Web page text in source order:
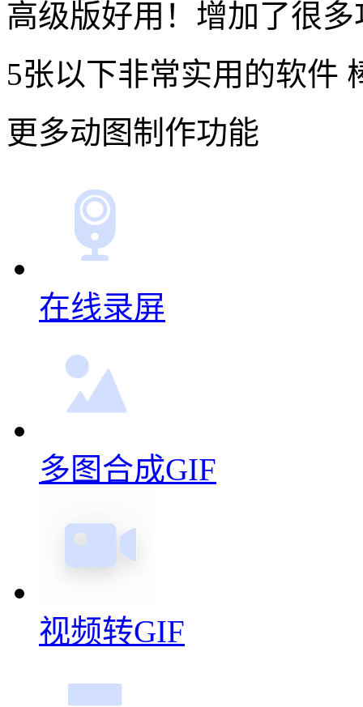
更多动图制作功能
在线录屏
多图合成GIF
视频转GIF
GIF拼图